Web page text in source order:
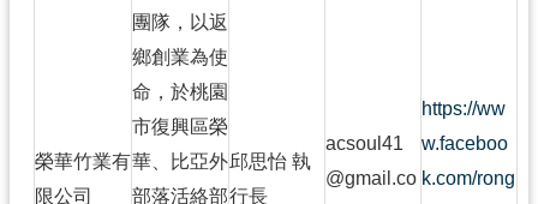
榮華竹業有
限公司
團隊，以返
鄉創業為使
命，於桃園
市復興區榮
華、比亞外
部落活絡部
邱思怡 執
行長
acsoul41
@gmail.co
https://ww
w.faceboo
k.com/rong